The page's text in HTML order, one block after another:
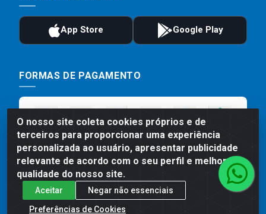
O nosso site coleta cookies próprios e de
terceiros para proporcionar uma experiência
personalizada ao usuário, apresentar publicidade
relevante de acordo com o seu perfil e melhorar a
qualidade do nosso site.
Aceitar
Negar não essenciais
Preferências de Cookies
FORMAS DE PAGAMENTO
Preços, promoções, condições de pagamento e frete são válidos
para compras realizadas exclusivamente pelo site. Caso haja